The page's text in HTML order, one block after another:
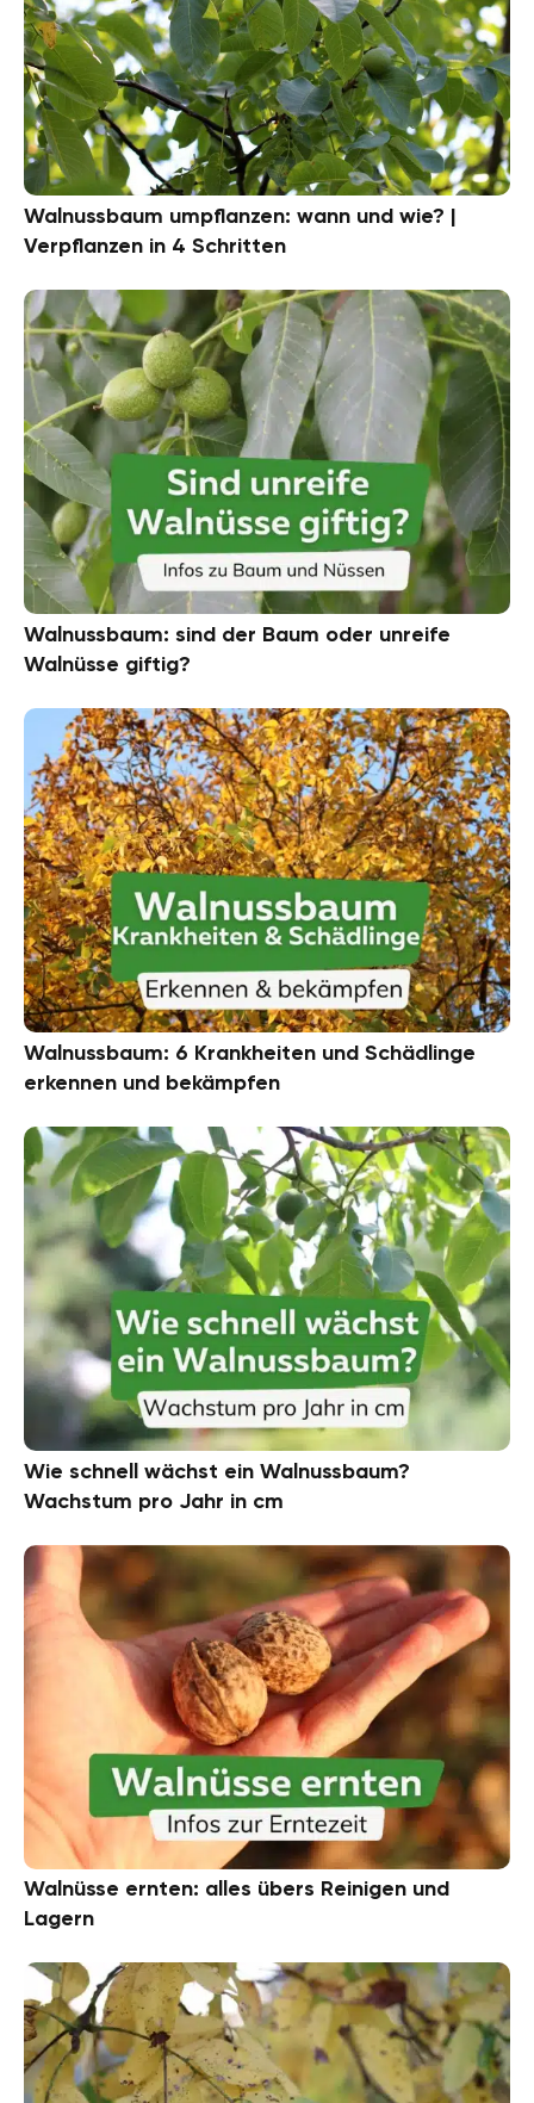
Walnussbaum umpflanzen: wann und wie? |
Verpflanzen in 4 Schritten
Walnussbaum: sind der Baum oder unreife
Walnüsse giftig?
Walnussbaum: 6 Krankheiten und Schädlinge
erkennen und bekämpfen
Wie schnell wächst ein Walnussbaum?
Wachstum pro Jahr in cm
Walnüsse ernten: alles übers Reinigen und
Lagern